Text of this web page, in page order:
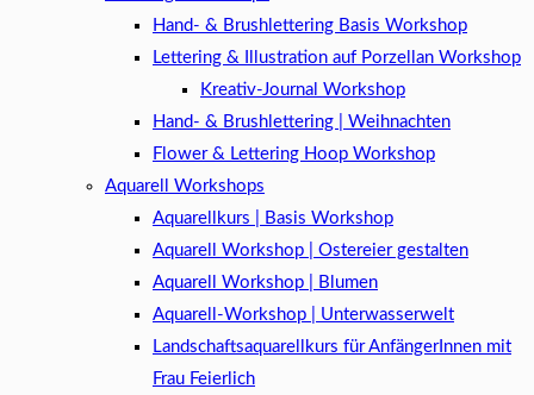
Hand- & Brushlettering Basis Workshop
Lettering & Illustration auf Porzellan Workshop
Kreativ-Journal Workshop
Hand- & Brushlettering | Weihnachten
Flower & Lettering Hoop Workshop
Aquarell Workshops
Aquarellkurs | Basis Workshop
Aquarell Workshop | Ostereier gestalten
Aquarell Workshop | Blumen
Aquarell-Workshop | Unterwasserwelt
Landschaftsaquarellkurs für AnfängerInnen mit
Frau Feierlich